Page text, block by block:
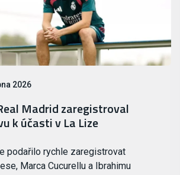
2026
Madrid zaregistroval
k účasti v La Lize
podařilo rychle zaregistrovat
Marca Cucurellu a Ibrahimu